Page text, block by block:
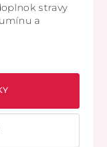
stravy
a
alfa-
ich
ich zvýšenej